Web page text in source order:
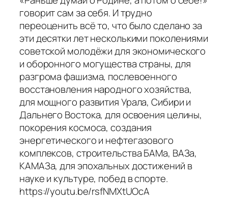
говорит сам за себя. И трудно
переоценить всё то, что было сделано за
эти десятки лет несколькими поколениями
советской молодёжи для экономического
и оборонного могущества страны, для
разгрома фашизма, послевоенного
восстановления народного хозяйства,
для мощного развития Урала, Сибири и
Дальнего Востока, для освоения целины,
покорения космоса, создания
энергетического и нефтегазового
комплексов, строительства БАМа, ВАЗа,
КАМАЗа, для эпохальных достижений в
науке и культуре, побед в спорте.
https://youtu.be/rsfNMXtUOcA